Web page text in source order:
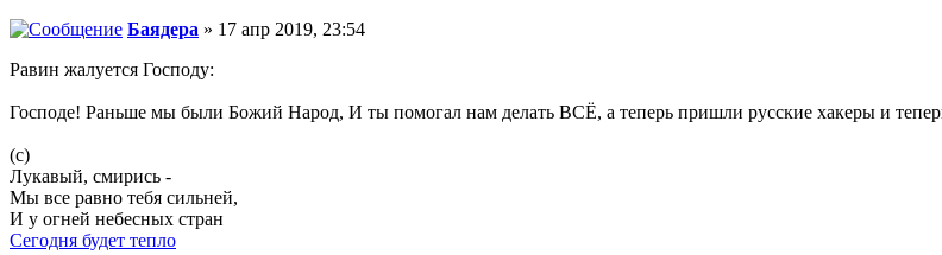
Баядера » 17 апр 2019, 23:54
Равин жалуется Господу:
Господе! Раньше мы были Божий Народ, И ты помогал нам делать ВСЁ, а теперь пришли русские хакеры и
(с)
Лукавый, смирись -
Мы все равно тебя сильней,
И у огней небесных стран
Сегодня будет тепло